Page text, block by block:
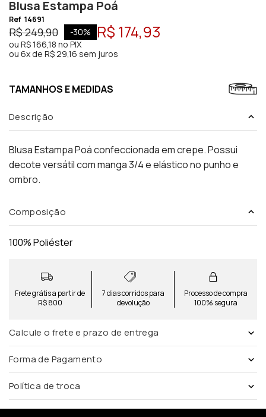
Blusa Estampa Poá
Ref 14691
R$ 249,90 -30% R$ 174,93
ou R$ 166,18 no PIX
ou 6x de R$ 29,16 sem juros
TAMANHOS E MEDIDAS
Descrição
Blusa Estampa Poá confeccionada em crepe. Possui
decote versátil com manga 3/4 e elástico no punho e
ombro.
Composição
100% Poliéster
Frete grátis a partir de
R$ 800
7 dias corridos para
devolução
Processo de compra
100% segura
Calcule o frete e prazo de entrega
Forma de Pagamento
Política de troca